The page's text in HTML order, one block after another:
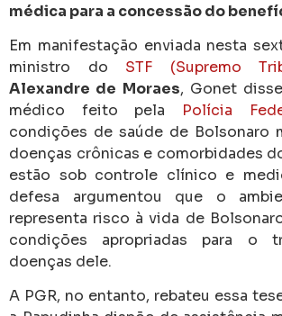
médica para a concessão do
Em manifestação enviada nesta
ministro do STF (Supremo
Alexandre de Moraes, Gonet
médico feito pela Polícia
condições de saúde de Bolsonaro
doenças crônicas e comorbidades
estão sob controle clínico e
defesa argumentou que o
representa risco à vida de
condições apropriadas para o
doenças dele.
A PGR, no entanto, rebateu essa